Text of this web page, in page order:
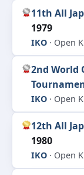
11th All
1979
IKO · Open
2nd World
IKO · Open
12th All
1980
IKO · Open